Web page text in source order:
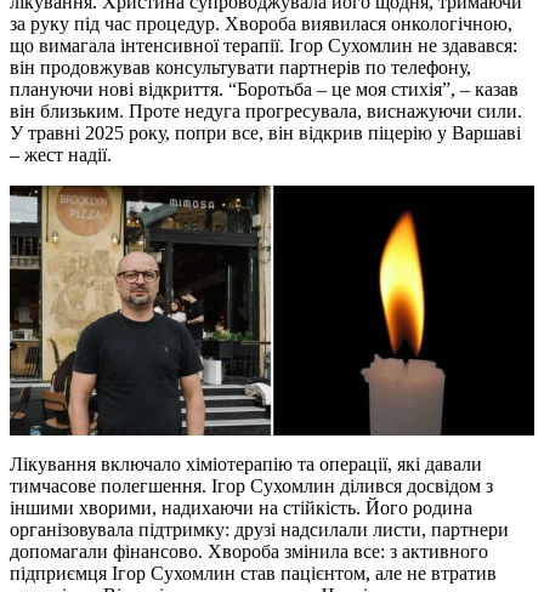
за руку під час процедур. Хвороба виявилася онкологічною,
що вимагала інтенсивної терапії. Ігор Сухомлин не здавався:
він продовжував консультувати партнерів по телефону,
плануючи нові відкриття. “Боротьба – це моя стихія”, – казав
він близьким. Проте недуга прогресувала, виснажуючи сили.
У травні 2025 року, попри все, він відкрив піцерію у Варшаві
– жест надії.
Лікування включало хіміотерапію та операції, які давали
тимчасове полегшення. Ігор Сухомлин ділився досвідом з
іншими хворими, надихаючи на стійкість. Його родина
організовувала підтримку: друзі надсилали листи, партнери
допомагали фінансово. Хвороба змінила все: з активного
підприємця Ігор Сухомлин став пацієнтом, але не втратив